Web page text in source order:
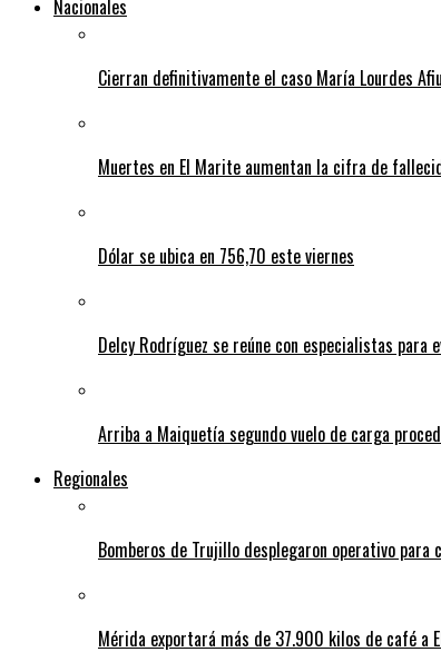
Nacionales
Cierran definitivamente el caso María Lourdes
Muertes en El Marite aumentan la cifra de
Dólar se ubica en 756,70 este viernes
Delcy Rodríguez se reúne con especialistas para
Arriba a Maiquetía segundo vuelo de carga
Regionales
Bomberos de Trujillo desplegaron operativo
Mérida exportará más de 37.900 kilos de café a